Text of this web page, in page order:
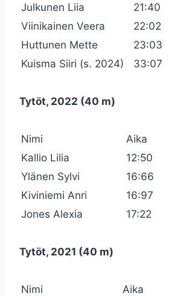
Julkunen Liia
21:40
Viinikainen Veera
22:02
Huttunen Mette
23:03
Kuisma Siiri (s. 2024)
33:07
Tytöt, 2022 (40 m)
Nimi Aika
Kallio Lilia
12:50
Ylänen Sylvi
16:66
Kiviniemi Anri
16:97
Jones Alexia
17:22
Tytöt, 2021 (40 m)
Nimi Aika